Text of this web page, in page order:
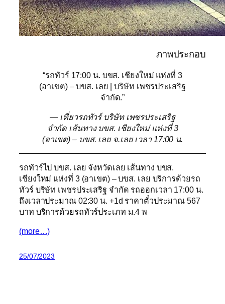
ภาพประกอบ
“รถทัวร์ 17:00 น. บขส. เชียงใหม่ แห่งที่ 3
(อาเขต) – บขส. เลย | บริษัท เพชรประเสริฐ
จำกัด.”
— เที่ยวรถทัวร์ บริษัท เพชรประเสริฐ
จำกัด เส้นทาง บขส. เชียงใหม่ แห่งที่ 3
(อาเขต) – บขส. เลย จ.เลย เวลา 17:00 น.
รถทัวร์ไป บขส. เลย จังหวัดเลย เส้นทาง บขส.
เชียงใหม่ แห่งที่ 3 (อาเขต) – บขส. เลย บริการด้วยรถ
ทัวร์ บริษัท เพชรประเสริฐ จำกัด รถออกเวลา 17:00 น.
ถึงเวลาประมาณ 02:30 น. +1d ราคาตั๋วประมาณ 567
บาท บริการด้วยรถทัวร์ประเภท ม.4 พ
(more…)
25/07/2023